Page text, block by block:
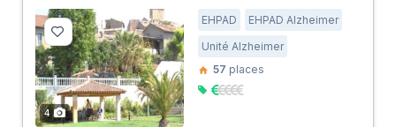
4
EHPAD
EHPAD Alzheimer
Unité Alzheimer
57 places